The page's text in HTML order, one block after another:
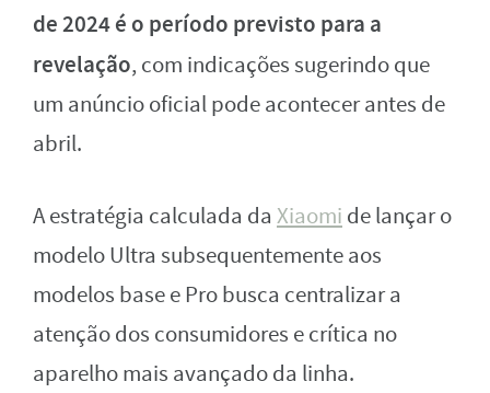
de 2024 é o período previsto para a
revelação, com indicações sugerindo que
um anúncio oficial pode acontecer antes de
abril.
A estratégia calculada da Xiaomi de lançar o
modelo Ultra subsequentemente aos
modelos base e Pro busca centralizar a
atenção dos consumidores e crítica no
aparelho mais avançado da linha.